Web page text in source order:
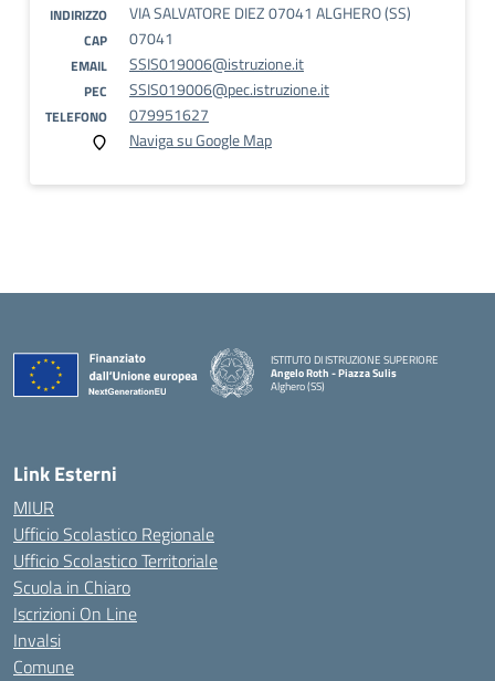
INDIRIZZO VIA SALVATORE DIEZ 07041 ALGHERO (SS)
CAP 07041
EMAIL SSIS019006@istruzione.it
PEC SSIS019006@pec.istruzione.it
TELEFONO
079951627
Naviga su Google Map
ISTITUTO DI ISTRUZIONE SUPERIORE
Angelo Roth - Piazza Sulis
Alghero (SS)
— Visita la pagina iniziale della scuola
Link Esterni
MIUR
Ufficio Scolastico Regionale
Ufficio Scolastico Territoriale
Scuola in Chiaro
Iscrizioni On Line
Invalsi
Comune